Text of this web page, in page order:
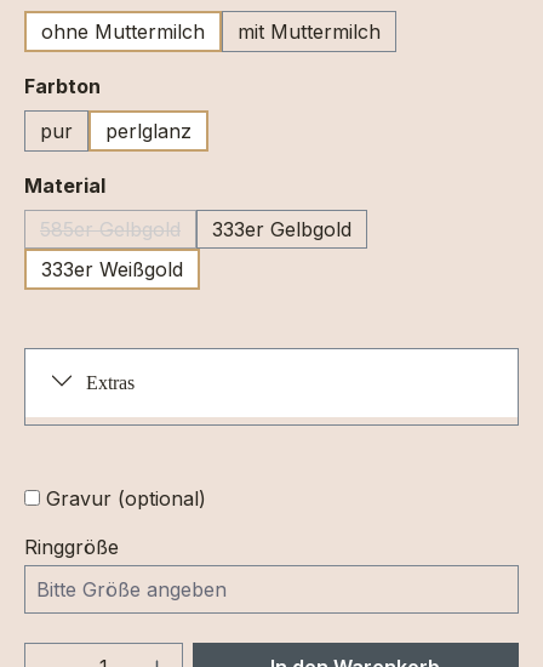
ohne Muttermilch
mit Muttermilch
Farbton
pur
perlglanz
Materialauswählen
585er Gelbgold
(Diese Option ist zurzeit nicht verfügbar.)
333er Gelbgold
333er Weißgold
Extras
Gravur (optional)
Ringgröße
Produkt Anzahl: Gib den